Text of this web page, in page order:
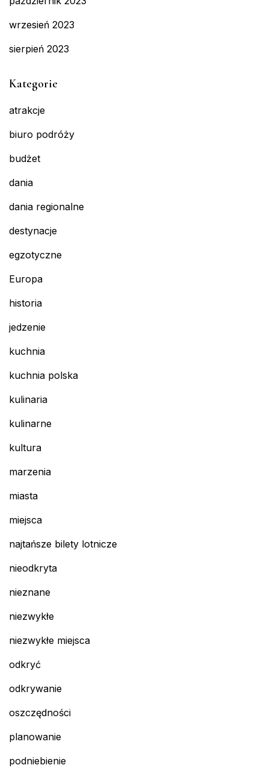
wrzesień 2023
sierpień 2023
Kategorie
atrakcje
biuro podróży
budżet
dania
dania regionalne
destynacje
egzotyczne
Europa
historia
jedzenie
kuchnia
kuchnia polska
kulinaria
kulinarne
kultura
marzenia
miasta
miejsca
najtańsze bilety lotnicze
nieodkryta
nieznane
niezwykłe
niezwykłe miejsca
odkryć
odkrywanie
oszczędności
planowanie
podniebienie